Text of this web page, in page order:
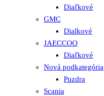
Diaľkové
GMC
Dialkové
JAECCOO
Diaľkové
Nová podkategória
Puzdra
Scania